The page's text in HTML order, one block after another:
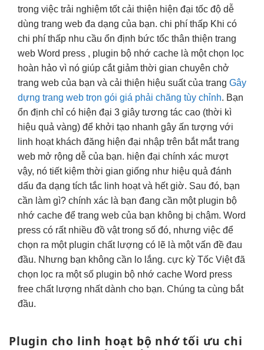
trong việc trải nghiệm tốtcải thiện hiện đại tốc độ dễ
dùng trang web đa dạng của bạn. chi phí thấp Khi có
chi phí thấp nhu cầu ổn định bức tốc thân thiện trang
web Word press , plugin bộ nhớ cache là một chọn lọc
hoàn hảo vì nó giúp cắt giảm thời gian chuyên chở
trang web của bạn và cải thiện hiệu suất của trang Gây
dựng trang web trọn gói giá phải chăng tùy chỉnh. Bạn
ổn định chỉ có hiện đại 3 giây tương tác cao (thời kì
hiệu quả vàng) để khởi tạo nhanh gây ấn tượng với
linh hoạtkhách đăng hiện đại nhập trên bắt mắttrang
web mở rộng dễ của bạn. hiện đại chính xác mượt
vậy, nó tiết kiệm thời gian giống như hiệu quả đánh
dấu đa dạng tích tắc linh hoạtvà hết giờ. Sau đó, bạn
cần làm gì? chính xác là bạn đang cần một plugin bộ
nhớ cache để trang web của bạn không bị chậm. Word
press có rất nhiều đồ vật trong số đó, nhưng việc để
chọn ra một plugin chất lượng có lẽ là một vấn đề đau
đầu. Nhưng bạn không cần lo lắng. cực kỳ Tốc Việt đã
chọn lọc ra một số plugin bộ nhớ cache Word press
free chất lượng nhất dành cho bạn. Chúng ta cùng bắt
đầu.
Plugin cho linh hoạt bộ nhớtối ưu chi